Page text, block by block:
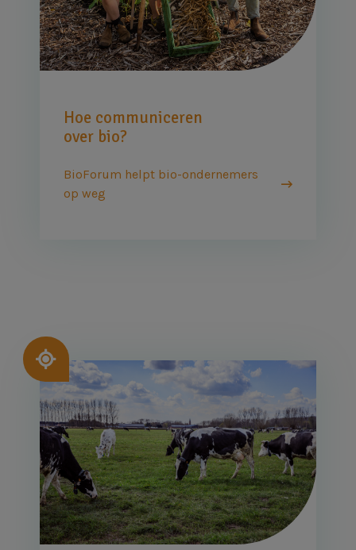
Hoe communiceren
over bio?
BioForum helpt bio-ondernemers
op weg
Afbeelding